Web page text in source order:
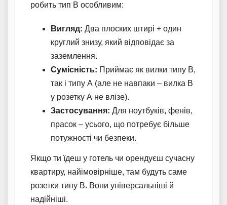
робить тип В особливим:
Вигляд: Два плоских штирі + один
круглий знизу, який відповідає за
заземлення.
Сумісність: Приймає як вилки типу В,
так і типу А (але не навпаки – вилка В
у розетку А не влізе).
Застосування: Для ноутбуків, фенів,
прасок – усього, що потребує більше
потужності чи безпеки.
Якщо ти їдеш у готель чи орендуєш сучасну
квартиру, найімовірніше, там будуть саме
розетки типу В. Вони універсальніші й
надійніші.